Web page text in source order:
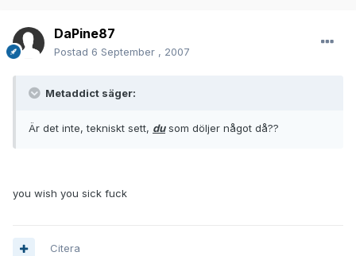
DaPine87
Postad 6 September , 2007
Metaddict säger:
Är det inte, tekniskt sett, dusom döljer något då??
you wish you sick fuck
Citera